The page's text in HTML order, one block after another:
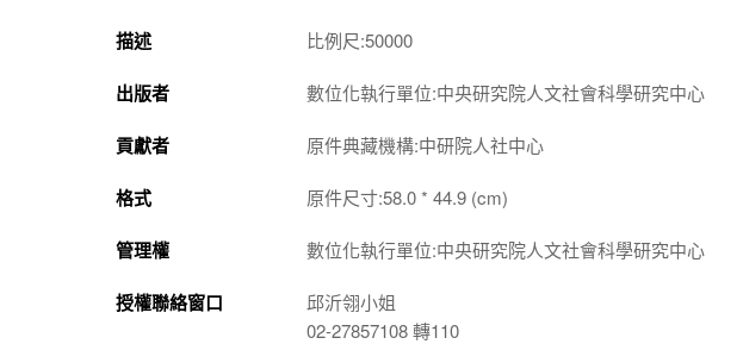
描述
比例尺:50000
出版者 數位化執行單位:中央研究院人文社會科學研究中心
貢獻者 原件典藏機構:中研院人社中心
格式 原件尺寸:58.0 * 44.9 (cm)
管理權 數位化執行單位:中央研究院人文社會科學研究中心
授權聯絡窗口
邱沂翎小姐
02-27857108 轉110